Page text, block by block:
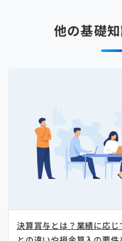
他の基礎
決算賞与とは？業績に応